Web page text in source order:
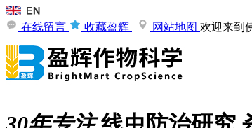
在线留言 收藏盈辉 | 网站地图 欢迎来到